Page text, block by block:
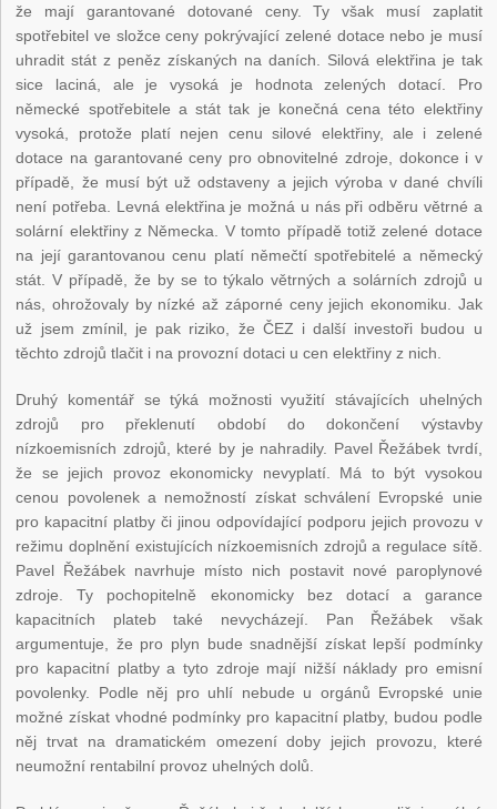
že mají garantované dotované ceny. Ty však musí zaplatit
spotřebitel ve složce ceny pokrývající zelené dotace nebo je musí
uhradit stát z peněz získaných na daních. Silová elektřina je tak
sice laciná, ale je vysoká je hodnota zelených dotací. Pro
německé spotřebitele a stát tak je konečná cena této elektřiny
vysoká, protože platí nejen cenu silové elektřiny, ale i zelené
dotace na garantované ceny pro obnovitelné zdroje, dokonce i v
případě, že musí být už odstaveny a jejich výroba v dané chvíli
není potřeba. Levná elektřina je možná u nás při odběru větrné a
solární elektřiny z Německa. V tomto případě totiž zelené dotace
na její garantovanou cenu platí němečtí spotřebitelé a německý
stát. V případě, že by se to týkalo větrných a solárních zdrojů u
nás, ohrožovaly by nízké až záporné ceny jejich ekonomiku. Jak
už jsem zmínil, je pak riziko, že ČEZ i další investoři budou u
těchto zdrojů tlačit i na provozní dotaci u cen elektřiny z nich.
Druhý komentář se týká možnosti využití stávajících uhelných
zdrojů pro překlenutí období do dokončení výstavby
nízkoemisních zdrojů, které by je nahradily. Pavel Řežábek tvrdí,
že se jejich provoz ekonomicky nevyplatí. Má to být vysokou
cenou povolenek a nemožností získat schválení Evropské unie
pro kapacitní platby či jinou odpovídající podporu jejich provozu v
režimu doplnění existujících nízkoemisních zdrojů a regulace sítě.
Pavel Řežábek navrhuje místo nich postavit nové paroplynové
zdroje. Ty pochopitelně ekonomicky bez dotací a garance
kapacitních plateb také nevycházejí. Pan Řežábek však
argumentuje, že pro plyn bude snadnější získat lepší podmínky
pro kapacitní platby a tyto zdroje mají nižší náklady pro emisní
povolenky. Podle něj pro uhlí nebude u orgánů Evropské unie
možné získat vhodné podmínky pro kapacitní platby, budou podle
něj trvat na dramatickém omezení doby jejich provozu, které
neumožní rentabilní provoz uhelných dolů.